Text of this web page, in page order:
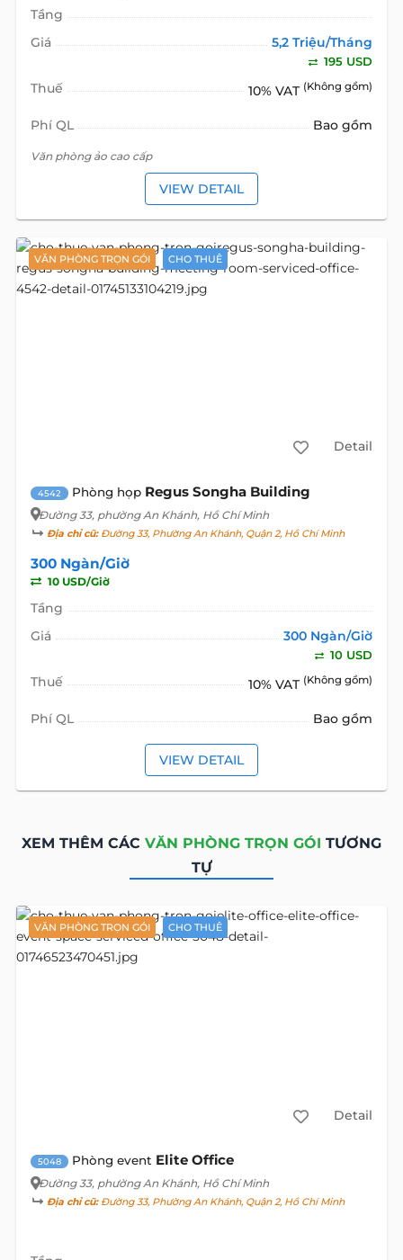
Tầng
Giá
5,2 Triệu/Tháng
195 USD
Thuế 10% VAT (Không gồm)
Phí QL Bao gồm
Văn phòng ảo cao cấp
VIEW DETAIL
VĂN PHÒNG TRỌN GÓI CHO THUÊ
Detail
4542 Phòng họp Regus Songha Building
Đường 33, phường An Khánh, Hồ Chí Minh
Địa chỉ cũ:Đường 33, Phường An Khánh, Quận 2, Hồ Chí Minh
300 Ngàn/Giờ
10 USD/Giờ
Tầng
Giá
300 Ngàn/Giờ
10 USD
Thuế 10% VAT (Không gồm)
Phí QL Bao gồm
VIEW DETAIL
XEM THÊM CÁC VĂN PHÒNG TRỌN GÓI TƯƠNG
TỰ
VĂN PHÒNG TRỌN GÓI CHO THUÊ
Detail
5048 Phòng event Elite Office
Đường 33, phường An Khánh, Hồ Chí Minh
Địa chỉ cũ:Đường 33, Phường An Khánh, Quận 2, Hồ Chí Minh